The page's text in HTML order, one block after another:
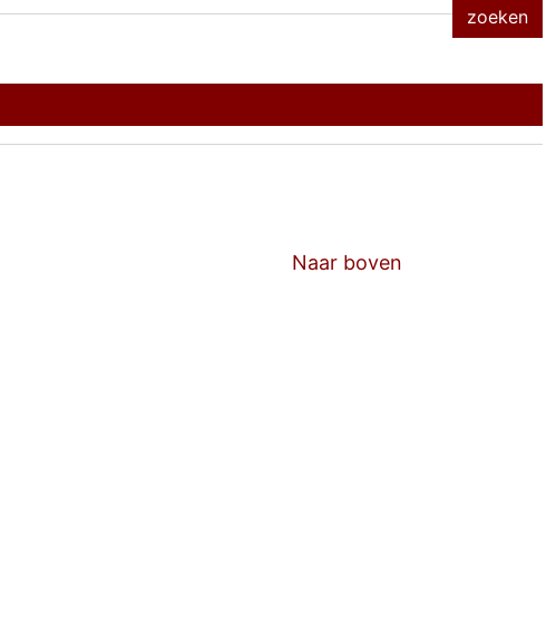
Naar boven